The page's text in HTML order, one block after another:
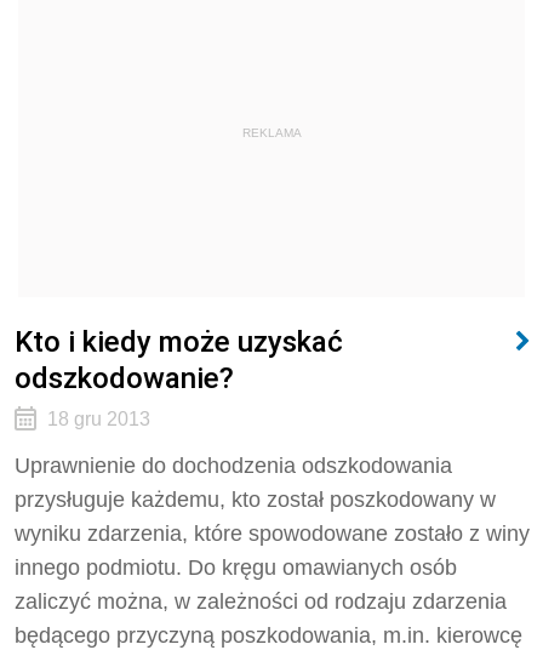
REKLAMA
Kto i kiedy może uzyskać
odszkodowanie?
18 gru 2013
Uprawnienie do dochodzenia odszkodowania
przysługuje każdemu, kto został poszkodowany w
wyniku zdarzenia, które spowodowane zostało z winy
innego podmiotu. Do kręgu omawianych osób
zaliczyć można, w zależności od rodzaju zdarzenia
będącego przyczyną poszkodowania, m.in. kierowcę